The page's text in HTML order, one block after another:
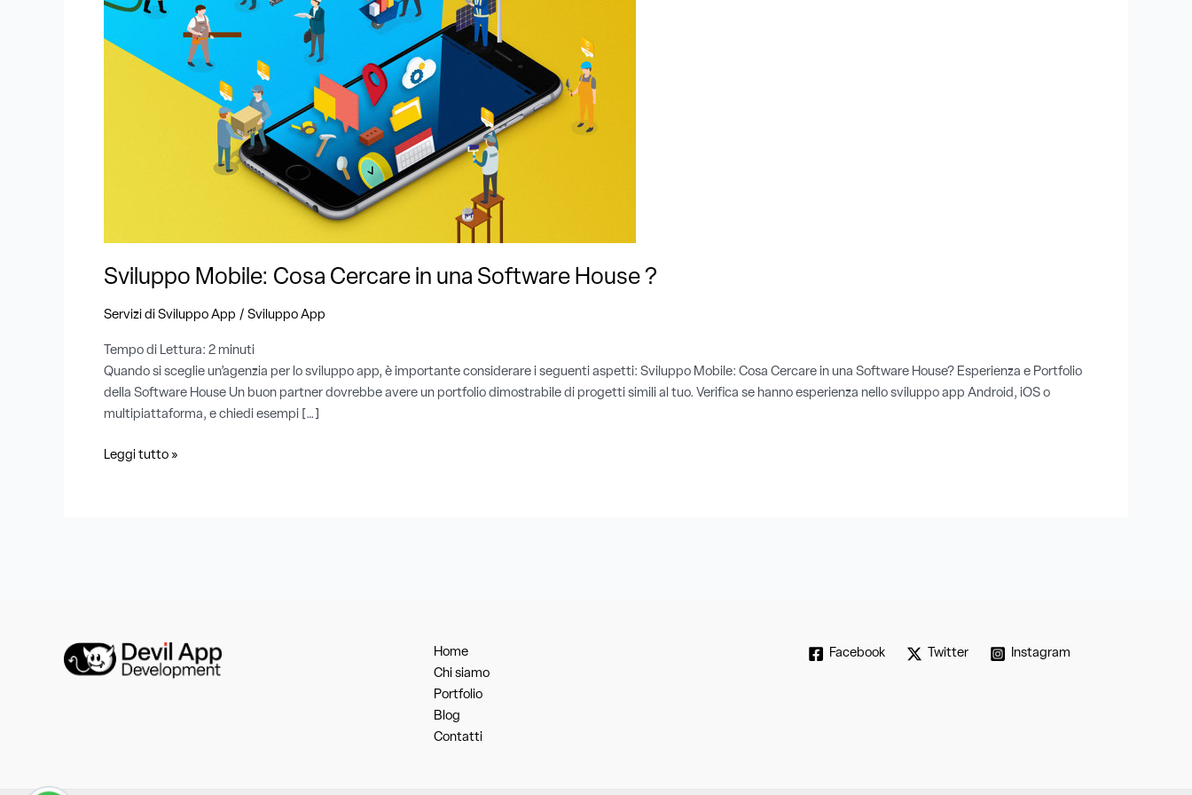
Sviluppo Mobile: Cosa Cercare in una Software House ?
Servizi di Sviluppo App / Sviluppo App
Tempo di Lettura: 2 minuti
Quando si sceglie un’agenzia per lo sviluppo app, è importante considerare i seguenti aspetti: Sviluppo Mobile: Cosa Cercare in una Software House? Esperienza e Portfolio
della Software House Un buon partner dovrebbe avere un portfolio dimostrabile di progetti simili al tuo. Verifica se hanno esperienza nello sviluppo app Android, iOS o
multipiattaforma, e chiedi esempi […]
in
Software
Leggi tutto »
Home
Chi siamo
Portfolio
Blog
Contatti
Facebook Twitter Instagram